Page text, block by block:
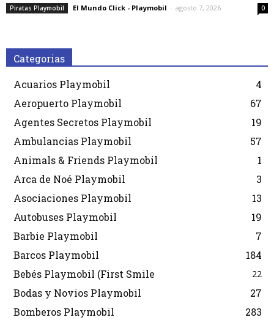
Piratas Playmobil El Mundo Click - Playmobil - agosto 7, 2026 0
Categorias
Acuarios Playmobil
4
Aeropuerto Playmobil
67
Agentes Secretos Playmobil
19
Ambulancias Playmobil
57
Animals & Friends Playmobil
1
Arca de Noé Playmobil
3
Asociaciones Playmobil
13
Autobuses Playmobil
19
Barbie Playmobil
7
Barcos Playmobil
184
Bebés Playmobil (First Smile
22
Bodas y Novios Playmobil
27
Bomberos Playmobil
283